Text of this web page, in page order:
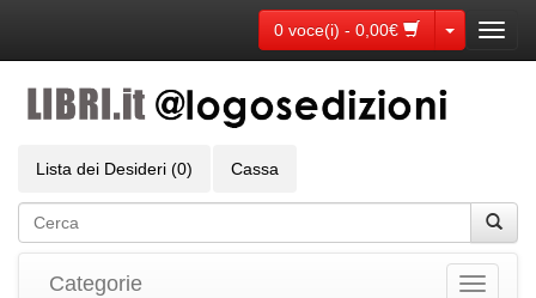
0 voce(i) - 0,00€ Toggle
Lista dei Desideri (0) Cassa
Toggle
Categorie